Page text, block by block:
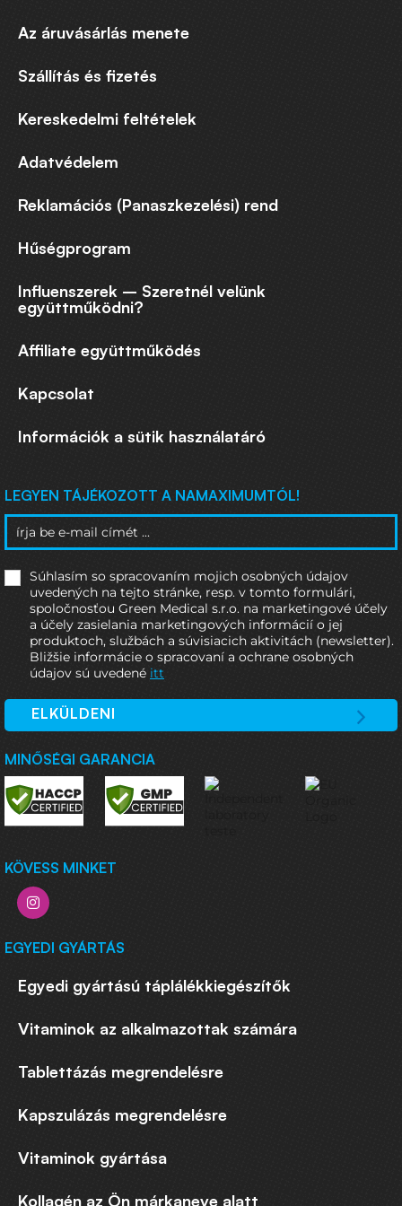
Leírás
Az áruvásárlás menete
Szállítás és fizetés
Kereskedelmi feltételek
Adatvédelem
Reklamációs (Panaszkezelési) rend
Hűségprogram
Influenszerek – Szeretnél velünk
együttműködni?
Affiliate együttműködés
Kapcsolat
Információk a sütik használatáró
LEGYEN TÁJÉKOZOTT A NAMAXIMUMTÓL!
Súhlasím so spracovaním mojich osobných údajov
uvedených na tejto stránke, resp. v tomto formulári,
spoločnosťou Green Medical s.r.o. na marketingové účely
a účely zasielania marketingových informácií o jej
produktoch, službách a súvisiacich aktivitách (newsletter).
Bližšie informácie o spracovaní a ochrane osobných
údajov sú uvedené itt
ELKÜLDENI
MINŐSÉGI GARANCIA
KÖVESS MINKET
EGYEDI GYÁRTÁS
Egyedi gyártású táplálékkiegészítők
Vitaminok az alkalmazottak számára
Tablettázás megrendelésre
Kapszulázás megrendelésre
Vitaminok gyártása
Kollagén az Ön márkaneve alatt